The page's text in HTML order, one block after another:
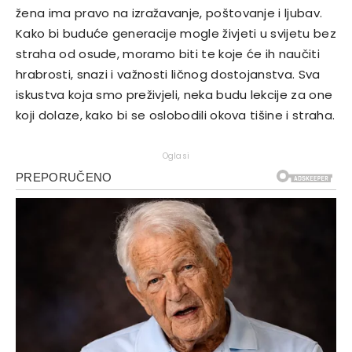
žena ima pravo na izražavanje, poštovanje i ljubav.
Kako bi buduće generacije mogle živjeti u svijetu bez
straha od osude, moramo biti te koje će ih naučiti
hrabrosti, snazi i važnosti ličnog dostojanstva. Sva
iskustva koja smo preživjeli, neka budu lekcije za one
koji dolaze, kako bi se oslobodili okova tišine i straha.
Oglasi